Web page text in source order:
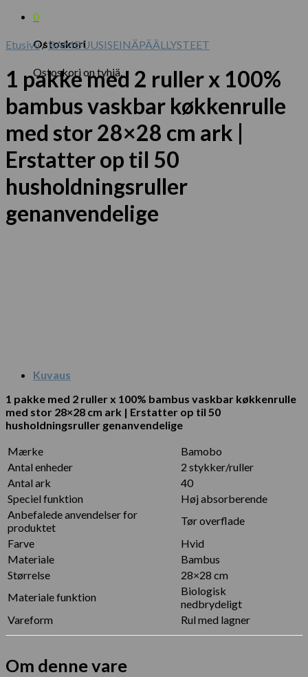
0
Ostoskori
Ostoskori on tyhjä.
Etusivu / BAMBUUSISEINÄPÄÄLLYSTEET
1 pakke med 2 ruller x 100%
bambus vaskbar køkkenrulle
med stor 28×28 cm ark |
Erstatter op til 50
husholdningsruller
genanvendelige
Kuvaus
1 pakke med 2 ruller x 100% bambus vaskbar køkkenrulle
med stor 28×28 cm ark | Erstatter op til 50
husholdningsruller genanvendelige
Mærke
Bamobo
Antal enheder
2 stykker/ruller
Antal ark
40
Speciel funktion
Høj absorberende
Anbefalede anvendelser for
produktet
Tør overflade
Farve
Hvid
Materiale
Bambus
Størrelse
28×28 cm
Materiale funktion
Biologisk
nedbrydeligt
Vareform
Rul med lagner
Om denne vare